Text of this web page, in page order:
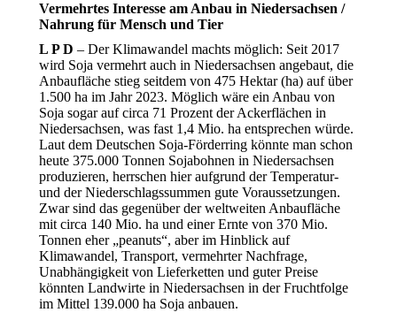
Vermehrtes Interesse am Anbau in Niedersachsen /
Nahrung für Mensch und Tier
L P D – Der Klimawandel machts möglich: Seit 2017
wird Soja vermehrt auch in Niedersachsen angebaut, die
Anbaufläche stieg seitdem von 475 Hektar (ha) auf über
1.500 ha im Jahr 2023. Möglich wäre ein Anbau von
Soja sogar auf circa 71 Prozent der Ackerflächen in
Niedersachsen, was fast 1,4 Mio. ha entsprechen würde.
Laut dem Deutschen Soja-Förderring könnte man schon
heute 375.000 Tonnen Sojabohnen in Niedersachsen
produzieren, herrschen hier aufgrund der Temperatur-
und der Niederschlagssummen gute Voraussetzungen.
Zwar sind das gegenüber der weltweiten Anbaufläche
mit circa 140 Mio. ha und einer Ernte von 370 Mio.
Tonnen eher „peanuts“, aber im Hinblick auf
Klimawandel, Transport, vermehrter Nachfrage,
Unabhängigkeit von Lieferketten und guter Preise
könnten Landwirte in Niedersachsen in der Fruchtfolge
im Mittel 139.000 ha Soja anbauen.